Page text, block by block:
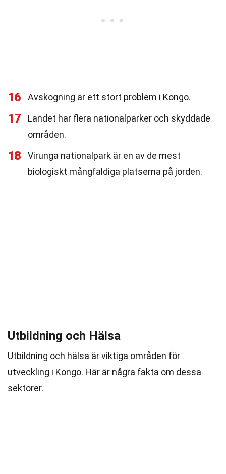
16 Avskogning är ett stort problem i Kongo.
17
Landet har flera nationalparker och skyddade
områden.
18
Virunga nationalpark är en av de mest
biologiskt mångfaldiga platserna på jorden.
Utbildning och Hälsa
Utbildning och hälsa är viktiga områden för
utveckling i Kongo. Här är några fakta om dessa
sektorer.